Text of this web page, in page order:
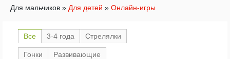
Для мальчиков » Для детей » Онлайн-игры
Все 3-4 года Стрелялки
Гонки Развивающие